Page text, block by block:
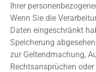
Ihrer
Wenn Sie die
Daten eingeschränkt
Speicherung
zur Geltendmachung,
Rechtsansprüchen